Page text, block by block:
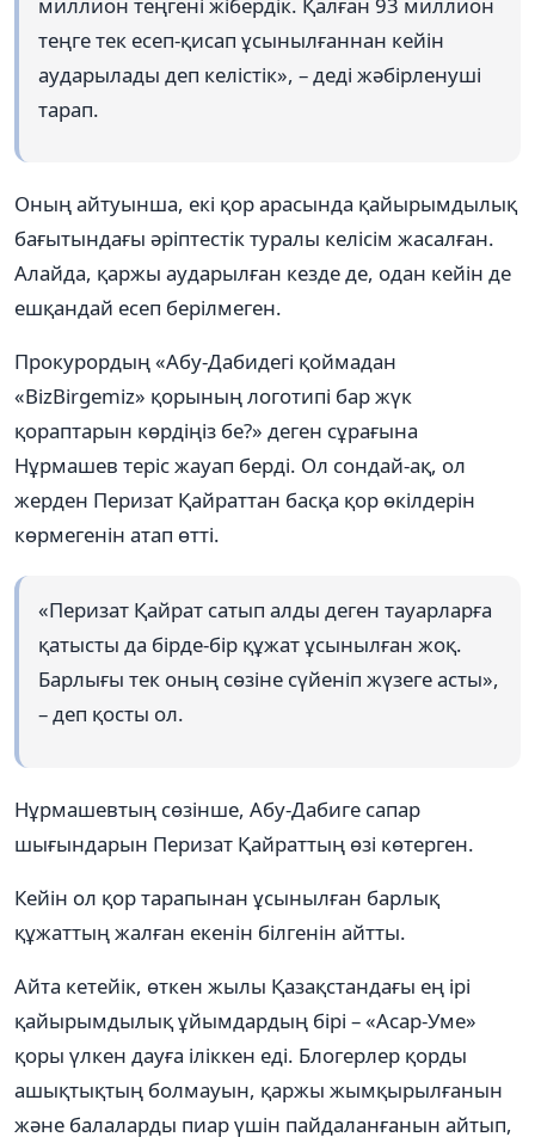
теңге тек есеп-қисап ұсынылғаннан кейін
аударылады деп келістік», – деді жәбірленуші
тарап.
Оның айтуынша, екі қор арасында қайырымдылық
бағытындағы әріптестік туралы келісім жасалған.
Алайда, қаржы аударылған кезде де, одан кейін де
ешқандай есеп берілмеген.
Прокурордың «Абу-Дабидегі қоймадан
«BizBirgemiz» қорының логотипі бар жүк
қораптарын көрдіңіз бе?» деген сұрағына
Нұрмашев теріс жауап берді. Ол сондай-ақ, ол
жерден Перизат Қайраттан басқа қор өкілдерін
көрмегенін атап өтті.
«Перизат Қайрат сатып алды деген тауарларға
қатысты да бірде-бір құжат ұсынылған жоқ.
Барлығы тек оның сөзіне сүйеніп жүзеге асты»,
– деп қосты ол.
Нұрмашевтың сөзінше, Абу-Дабиге сапар
шығындарын Перизат Қайраттың өзі көтерген.
Кейін ол қор тарапынан ұсынылған барлық
құжаттың жалған екенін білгенін айтты.
Айта кетейік, өткен жылы Қазақстандағы ең ірі
қайырымдылық ұйымдардың бірі – «Асар-Уме»
қоры үлкен дауға іліккен еді. Блогерлер қорды
ашықтықтың болмауын, қаржы жымқырылғанын
және балаларды пиар үшін пайдаланғанын айтып,